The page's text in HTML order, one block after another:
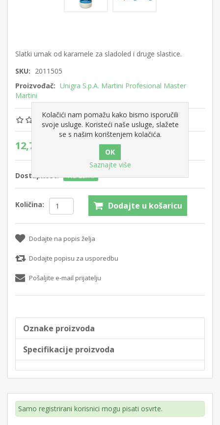
Slatki umak od karamele za sladoled i druge slastice.
SKU: 2011505
Proizvođač: Unigra S.p.A. Martini Profesional Master
Martini
12,75 €
Dostupnost: Na zalihi
Količina: Dodajte u košaricu
Dodajte na popis želja
Dodajte popisu za usporedbu
Pošaljite e-mail prijatelju
Oznake proizvoda
Specifikacije proizvoda
Samo registrirani korisnici mogu pisati osvrte.
Kolačići nam pomažu kako bismo isporučili
svoje usluge. Koristeći naše usluge, slažete
se s našim korištenjem kolačića.
Saznajte više